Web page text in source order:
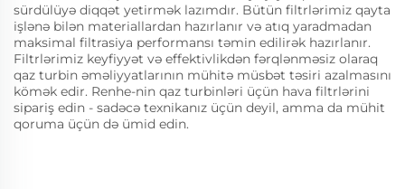
sürdülüyə diqqət yetirmək lazımdır. Bütün filtrlərimiz qayta
işlənə bilən materiallardan hazırlanır və atıq yaradmadan
maksimal filtrasiya performansı təmin edilirək hazırlanır.
Filtrlərimiz keyfiyyət və effektivlikdən fərqlənməsiz olaraq
qaz turbin əməliyyatlarının mühitə müsbət təsiri azalmasını
kömək edir. Renhe-nin qaz turbinləri üçün hava filtrlərini
sipariş edin - sadəcə texnikanız üçün deyil, amma da mühit
qoruma üçün də ümid edin.